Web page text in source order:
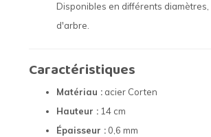
Disponibles en différents diamètres,
d'arbre.
Caractéristiques
Matériau : acier Corten
Hauteur : 14 cm
Épaisseur : 0,6 mm